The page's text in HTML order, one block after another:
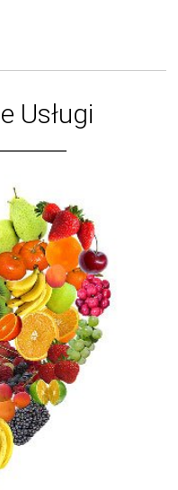
Usługi